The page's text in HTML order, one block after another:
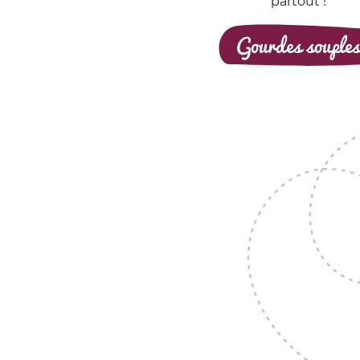
Gourdes souples